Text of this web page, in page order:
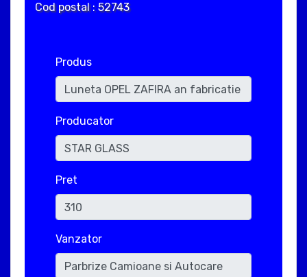
Cod postal : 52743
Produs
Producator
Pret
Vanzator